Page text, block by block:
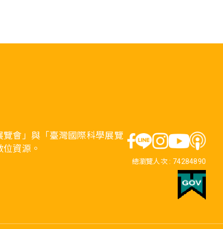
會」與「臺灣國際科學展覽
資源。
總瀏覽人次 : 74284890